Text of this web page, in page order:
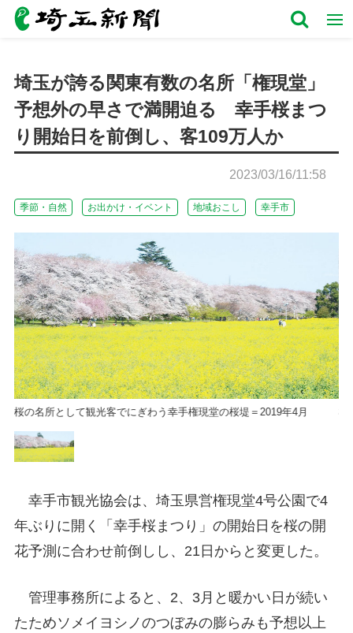
埼玉が誇る関東有数の名所「権現堂」
予想外の早さで満開迫る 幸手桜まつ
り開始日を前倒し、客109万人か
2023/03/16/11:58
季節・自然 お出かけ・イベント 地域おこし 幸手市
桜の名所として観光客でにぎわう幸手権現堂の桜堤＝2019年4月
幸手市観光協会は、埼玉県営権現堂4号公園で4
年ぶりに開く「幸手桜まつり」の開始日を桜の開
花予測に合わせ前倒しし、21日からと変更した。
管理事務所によると、2、3月と暖かい日が続い
たためソメイヨシノのつぼみの膨らみも予想以上